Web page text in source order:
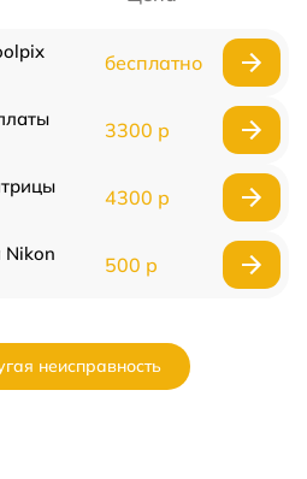
бесплатно
3300 р
4300 р
Nikon
500 р
неисправность